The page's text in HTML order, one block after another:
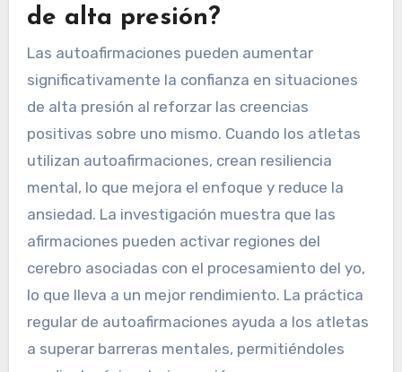
de alta presión?
Las autoafirmaciones pueden aumentar
significativamente la confianza en situaciones
de alta presión al reforzar las creencias
positivas sobre uno mismo. Cuando los atletas
utilizan autoafirmaciones, crean resiliencia
mental, lo que mejora el enfoque y reduce la
ansiedad. La investigación muestra que las
afirmaciones pueden activar regiones del
cerebro asociadas con el procesamiento del yo,
lo que lleva a un mejor rendimiento. La práctica
regular de autoafirmaciones ayuda a los atletas
a superar barreras mentales, permitiéndoles